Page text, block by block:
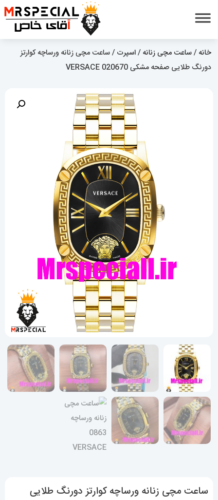
خانه /ساعت مچی زنانه /اسپرت / ساعت مچی زنانه ورساچه کوارتز
دورنگ طلایی صفحه مشکی 020670 VERSACE
ساعت مچی زنانه ورساچه کوارتز دورنگ طلایی